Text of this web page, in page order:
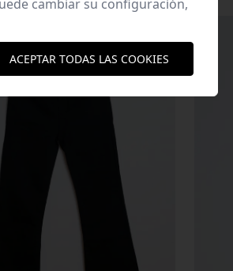
cambiar su configuración,
ACEPTAR TODAS LAS COOKIES